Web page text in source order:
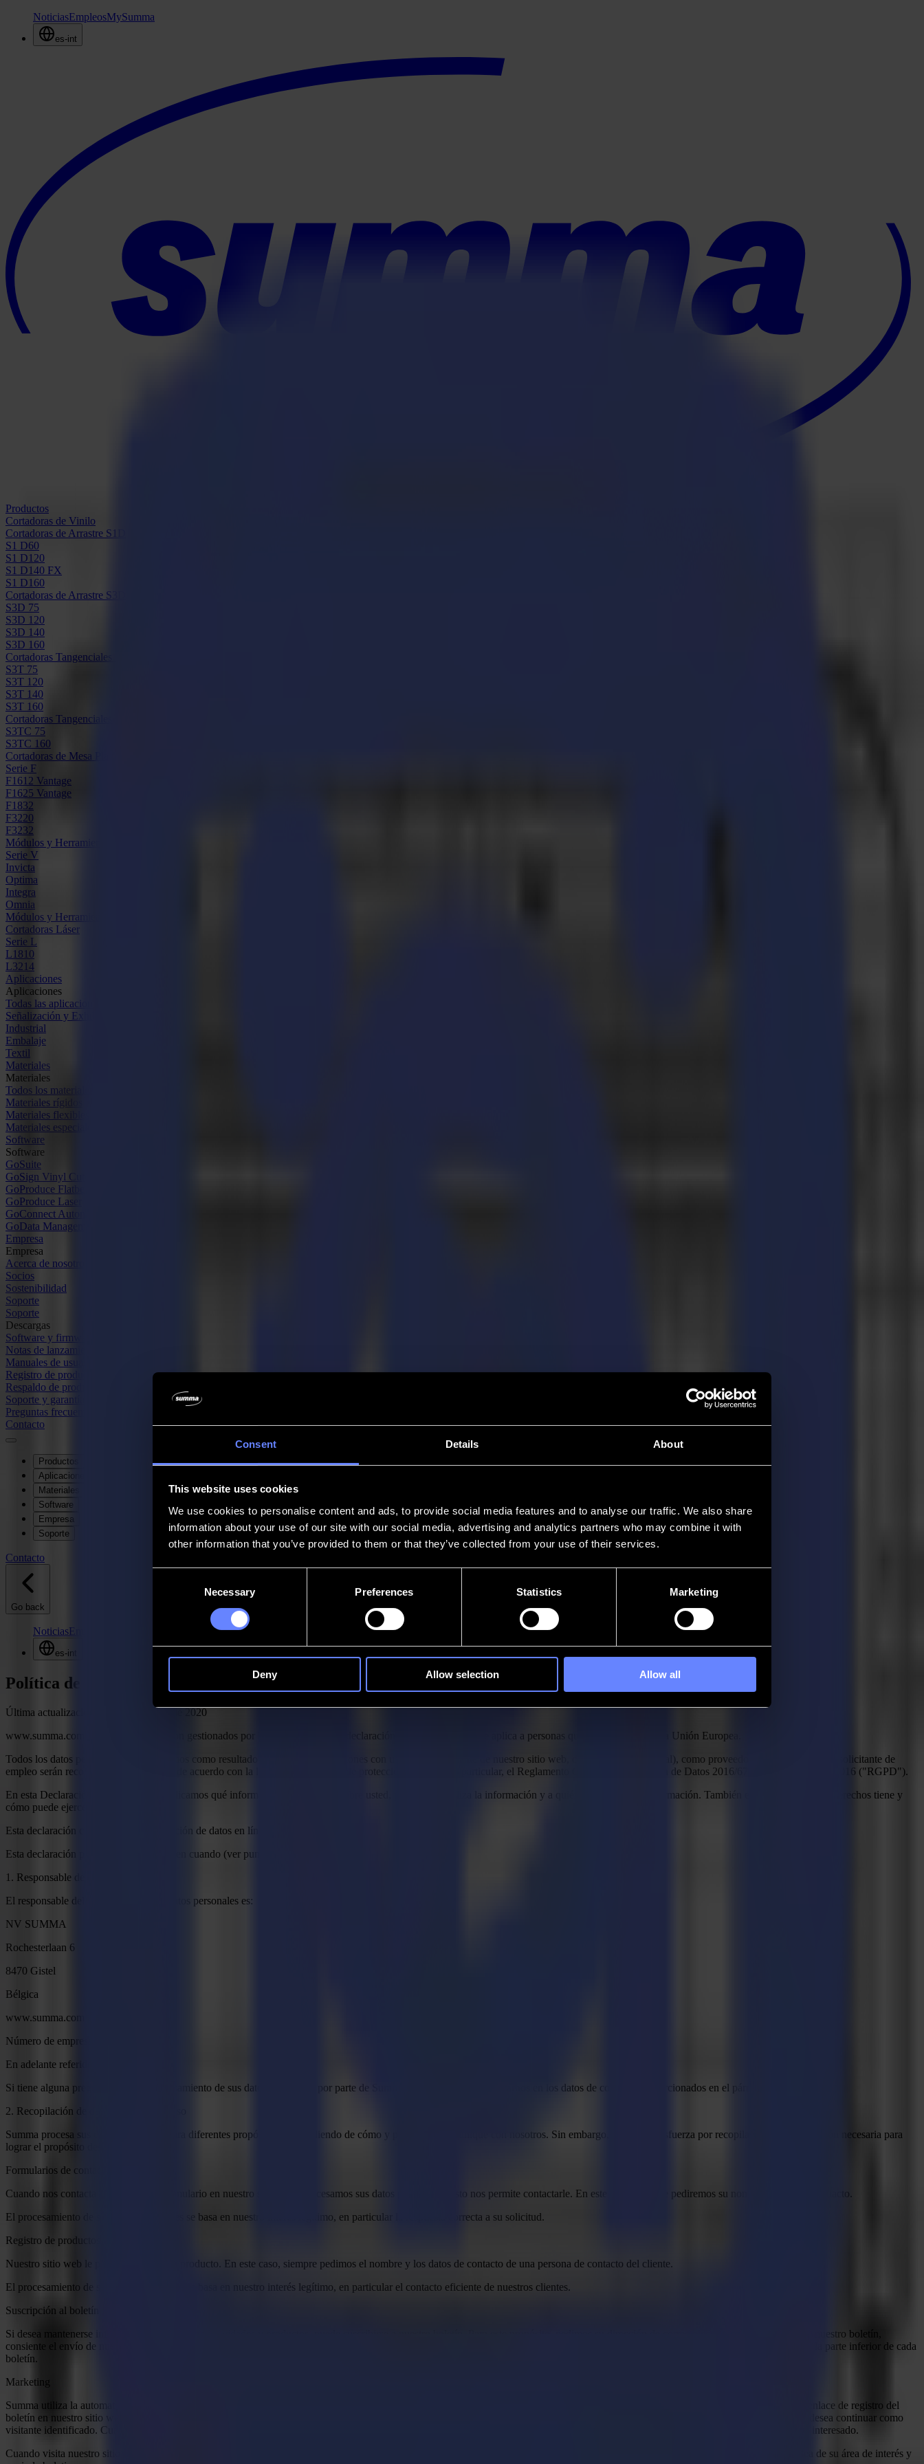
Consent Details About
This website uses cookies
We use cookies to personalise content and ads, to provide social media features and to analyse our traffic. We also share
information about your use of our site with our social media, advertising and analytics partners who may combine it with
other information that you’ve provided to them or that they’ve collected from your use of their services.
Necessary Preferences Statistics Marketing
Deny Allow selection Allow all
NoticiasEmpleosMySumma
es-int
Productos
Cortadoras de Vinilo
Cortadoras de Arrastre S1D
S1 D60
S1 D120
S1 D140 FX
S1 D160
Cortadoras de Arrastre S3D
S3D 75
S3D 120
S3D 140
S3D 160
Cortadoras Tangenciales S3T
S3T 75
S3T 120
S3T 140
S3T 160
Cortadoras Tangenciales con Cámara S3TC
S3TC 75
S3TC 160
Cortadoras de Mesa Plana
Serie F
F1612 Vantage
F1625 Vantage
F1832
F3220
F3232
Módulos y Herramientas
Serie V
Invicta
Optima
Integra
Omnia
Módulos y Herramientas
Cortadoras Láser
Serie L
L1810
L3214
Aplicaciones
Aplicaciones
Todas las aplicaciones
Señalización y Exhibición
Industrial
Embalaje
Textil
Materiales
Materiales
Todos los materiales
Materiales rígidos
Materiales flexibles
Materiales especiales
Software
Software
GoSuite
GoSign Vinyl Cutters
GoProduce Flatbeds
GoProduce Laser
GoConnect Automation
GoData Management
Empresa
Empresa
Acerca de nosotros
Socios
Sostenibilidad
Soporte
Soporte
Descargas
Software y firmware
Notas de lanzamiento de software
Manuales de usuario
Registro de producto
Respaldo de producto
Soporte y garantía de la Serie V
Preguntas frecuentes
Contacto
Productos
Aplicaciones
Materiales
Software
Empresa
Soporte
Contacto
Go back
NoticiasEmpleos
es-int
Política de Privacidad
Última actualización: 15 de diciembre de 2020
www.summa.com y www.summa.eu son gestionados por NV SUMMA. Esta declaración de privacidad solo se aplica a personas que se encuentran en la Unión Europea.
Todos los datos personales que obtenemos como resultado de nuestras interacciones con usted como visitante de nuestro sitio web, como cliente (potencial), como proveedor (potencial) o como solicitante de
empleo serán recopilados y procesados de acuerdo con la legislación aplicable de protección de datos, en particular, el Reglamento General de Protección de Datos 2016/679 del 27 de abril de 2016 ("RGPD").
En esta Declaración de Privacidad, explicamos qué información recopilamos sobre usted, para qué se utiliza la información y a quién se transmite la información. También encontrará aquí qué derechos tiene y
cómo puede ejercerlos.
Esta declaración cubre tanto la recopilación de datos en línea como fuera de línea.
Esta declaración puede cambiar de vez en cuando (ver punto 9).
1. Responsable del Tratamiento
El responsable del tratamiento de sus datos personales es:
NV SUMMA
Rochesterlaan 6
8470 Gistel
Bélgica
www.summa.com
Número de empresa: 0456.536.537
En adelante referido como "Summa".
Si tiene alguna pregunta sobre el procesamiento de sus datos personales por parte de Summa, siempre puede contactarnos en los datos de contacto proporcionados en el párrafo 8.
2. Recopilación de datos personales y uso
Summa procesa sus datos personales para diferentes propósitos. Dependiendo de cómo y por qué se comunique con nosotros. Sin embargo, Summa se esfuerza por recopilar solo la información necesaria para
lograr el propósito deseado.
Formularios de contacto del sitio web
Cuando nos contacta a través de un formulario en nuestro sitio web, procesamos sus datos personales. Esto nos permite contactarle. En este caso, siempre pediremos su nombre y datos de contacto.
El procesamiento de sus datos personales se basa en nuestro interés legítimo, en particular la respuesta correcta a su solicitud.
Registro de productos
Nuestro sitio web le permite registrar su producto. En este caso, siempre pedimos el nombre y los datos de contacto de una persona de contacto del cliente.
El procesamiento de sus datos personales se basa en nuestro interés legítimo, en particular el contacto eficiente de nuestros clientes.
Suscripción al boletín
Si desea mantenerse informado sobre nuestras actividades y productos, puede suscribirse a nuestro boletín. Para este propósito, pedimos su dirección de correo electrónico. Al suscribirse a nuestro boletín,
consiente el envío de nuestro boletín a la dirección que ha proporcionado. Puede retirar este permiso en cualquier momento cancelando la suscripción a través del enlace de cancelación en la parte inferior de cada
boletín.
Marketing
Summa utiliza la automatización de marketing de Hubspot. Esto implica crear un perfil del visitante del sitio web si comparte sus datos personales a través del formulario de contacto o el enlace de registro del
boletín en nuestro sitio web. En este caso, siempre se hace una distinción entre visitantes anónimos y visitantes identificados. Sus datos solo se almacenarán como tales si ha indicado que desea continuar como
visitante identificado. Cuando completa nuestro formulario de contacto, pedimos su nombre, apellido, organización, dirección de correo electrónico así como los productos en los que está interesado.
Cuando visita nuestro sitio web como visitante identificado, hacemos un seguimiento de las páginas que visita y los productos en los que está interesado. Esto nos permite obtener una idea de su área de interés y